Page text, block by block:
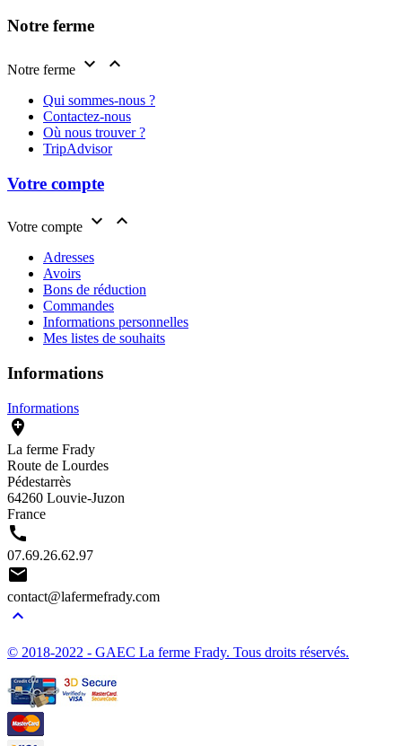
Notre ferme
Notre ferme  
Qui sommes-nous ?
Contactez-nous
Où nous trouver ?
TripAdvisor
Votre compte
Votre compte  
Adresses
Avoirs
Bons de réduction
Commandes
Informations personnelles
Mes listes de souhaits
Informations
Informations

La ferme Frady
Route de Lourdes
Pédestarrès
64260 Louvie-Juzon
France

07.69.26.62.97

contact@lafermefrady.com

© 2018-2022 - GAEC La ferme Frady. Tous droits réservés.